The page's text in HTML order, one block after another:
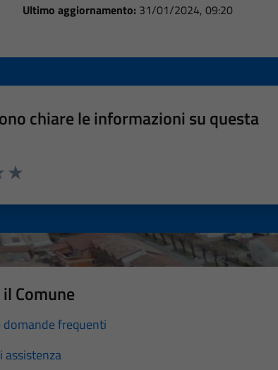
Ultimo aggiornamento: 31/01/2024, 09:20
chiare le informazioni su questa
Comune
domande frequenti
assistenza